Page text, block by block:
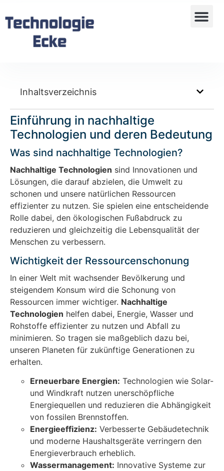
Inhaltsverzeichnis
Einführung in nachhaltige
Technologien und deren Bedeutung
Was sind nachhaltige Technologien?
Nachhaltige Technologien sind Innovationen und
Lösungen, die darauf abzielen, die Umwelt zu
schonen und unsere natürlichen Ressourcen
effizienter zu nutzen. Sie spielen eine entscheidende
Rolle dabei, den ökologischen Fußabdruck zu
reduzieren und gleichzeitig die Lebensqualität der
Menschen zu verbessern.
Wichtigkeit der Ressourcenschonung
In einer Welt mit wachsender Bevölkerung und
steigendem Konsum wird die Schonung von
Ressourcen immer wichtiger. Nachhaltige
Technologien helfen dabei, Energie, Wasser und
Rohstoffe effizienter zu nutzen und Abfall zu
minimieren. So tragen sie maßgeblich dazu bei,
unseren Planeten für zukünftige Generationen zu
erhalten.
Erneuerbare Energien: Technologien wie Solar-
und Windkraft nutzen unerschöpfliche
Energiequellen und reduzieren die Abhängigkeit
von fossilen Brennstoffen.
Energieeffizienz: Verbesserte Gebäudetechnik
und moderne Haushaltsgeräte verringern den
Energieverbrauch erheblich.
Wassermanagement: Innovative Systeme zur